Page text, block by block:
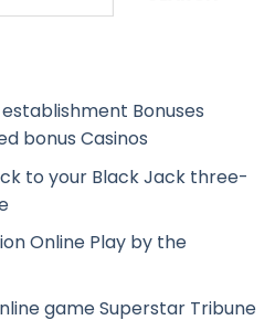
Bonuses
bonus Casinos
to your Black Jack three-
Online Play by the
game Superstar Tribune